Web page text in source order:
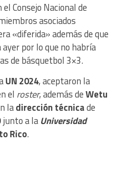
Consejo Nacional de
asociados
«diferida» además de que
por lo que no habría
de básquetbol 3×3.
UN 2024, aceptaron la
el roster, además deWetu
ladirección técnicade
junto a la Universidad
Rico.